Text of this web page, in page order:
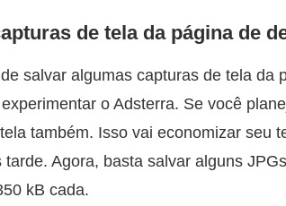
de tela da página de
salvar algumas capturas de tela da
o Adsterra. Se você
também. Isso vai economizar seu
tarde. Agora, basta salvar alguns
kB cada.